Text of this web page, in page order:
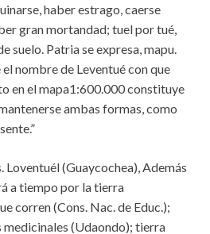
haber estrago, caerse
gran mortandad; tuel por tué,
suelo. Patria se expresa, mapu.
nombre de Leventué con que
en el mapa1:600.000 constituye
ambas formas, como
Loventuél (Guaycochea), Además
a tiempo por la tierra
corren (Cons. Nac. de Educ.);
(Udaondo); tierra